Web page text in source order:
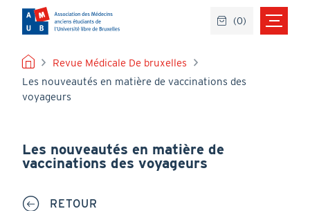
contenu
principal
FIL
D'ARIANE
Revue Médicale De bruxelles
Les nouveautés en matière de vaccinations des
voyageurs
Les nouveautés en matière de
vaccinations des voyageurs
RETOUR
(0)